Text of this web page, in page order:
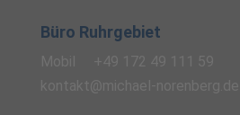
Büro Ruhrgebiet